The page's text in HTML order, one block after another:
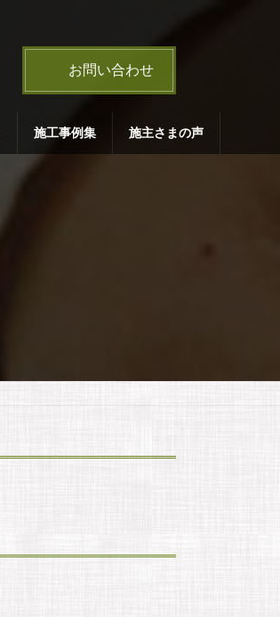
お問い合わせ
施工事例集 施主さまの声